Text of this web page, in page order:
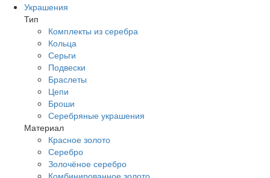
Украшения
Тип
Комплекты из серебра
Кольца
Серьги
Подвески
Браслеты
Цепи
Броши
Серебряные украшения
Материал
Красное золото
Серебро
Золочёное серебро
Комбинированное золото